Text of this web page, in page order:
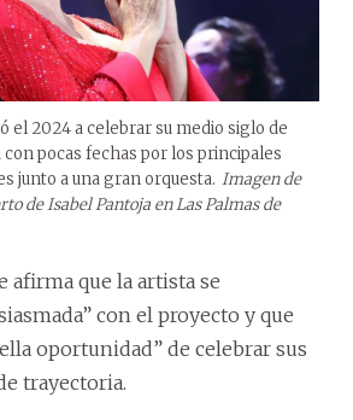
el 2024 a celebrar su medio siglo de
pocas fechas por los principales
junto a una gran orquesta. Imagen de
de Isabel Pantoja en Las Palmas de
afirma que la artista se
con el proyecto y que
oportunidad” de celebrar sus
trayectoria.